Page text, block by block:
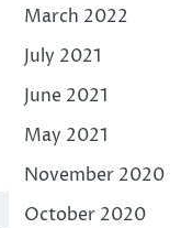
March 2022
July 2021
June 2021
May 2021
November 2020
October 2020